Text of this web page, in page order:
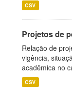
CSV
Projetos de
Relação de
vigência,
acadêmica no
CSV